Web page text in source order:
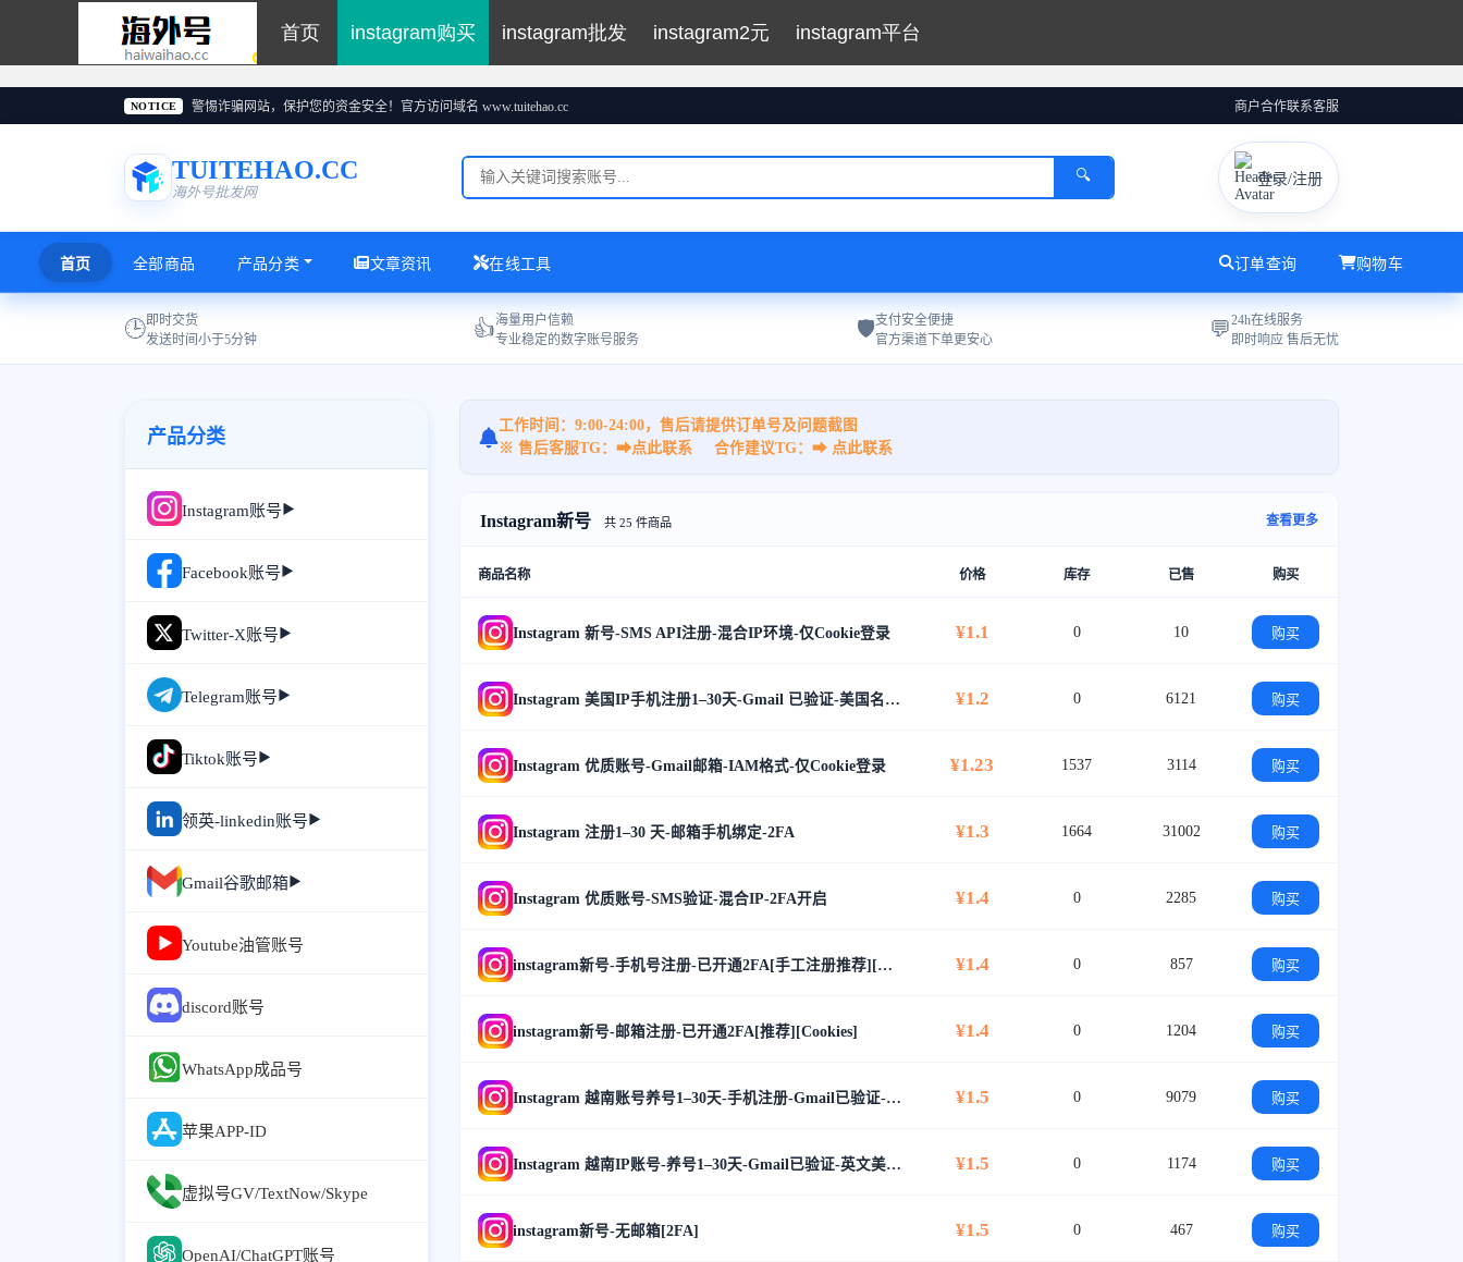
首页 instagram购买 instagram批发 instagram2元 instagram平台